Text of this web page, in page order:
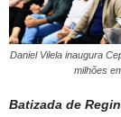
Daniel Vilela inaugura
milhões
Batizada de